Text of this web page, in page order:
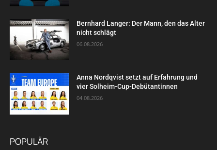
Bernhard Langer: Der Mann, den das Alter
nicht schlägt
06.08.2026
Anna Nordqvist setzt auf Erfahrung und
vier Solheim-Cup-Debütantinnen
04.08.2026
POPULÄR